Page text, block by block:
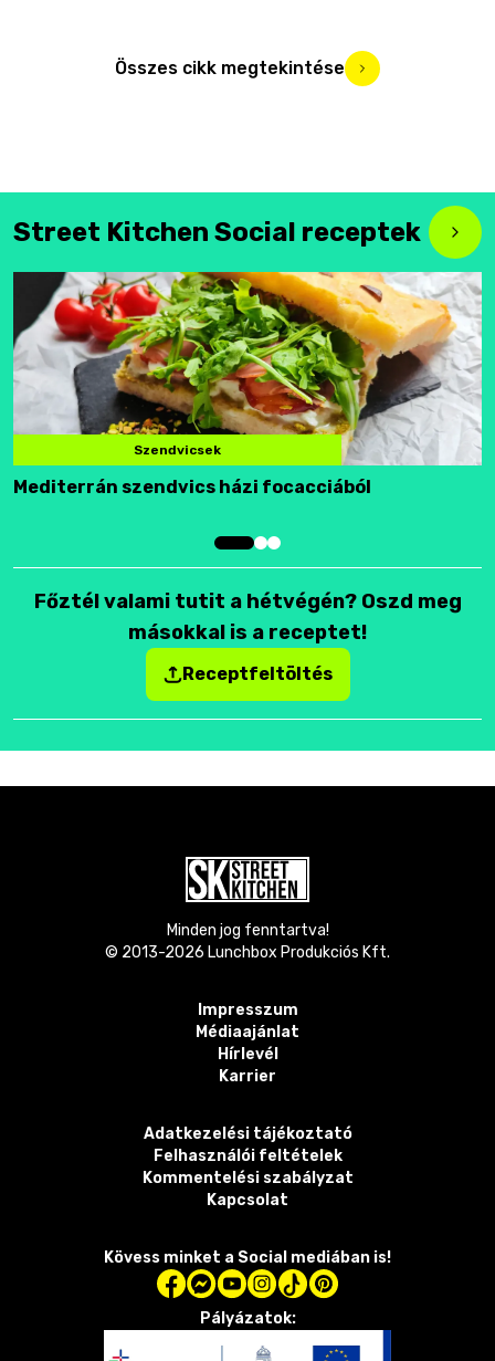
Összes cikk megtekintése
Street Kitchen Social receptek
Szendvicsek
Mediterrán szendvics házi focacciából
Főztél valami tutit a hétvégén? Oszd meg
másokkal is a receptet!
Receptfeltöltés
Minden jog fenntartva!
© 2013-2026 Lunchbox Produkciós Kft.
Impresszum
Médiaajánlat
Hírlevél
Karrier
Adatkezelési tájékoztató
Felhasználói feltételek
Kommentelési szabályzat
Kapcsolat
Kövess minket a Social mediában is!
Pályázatok: